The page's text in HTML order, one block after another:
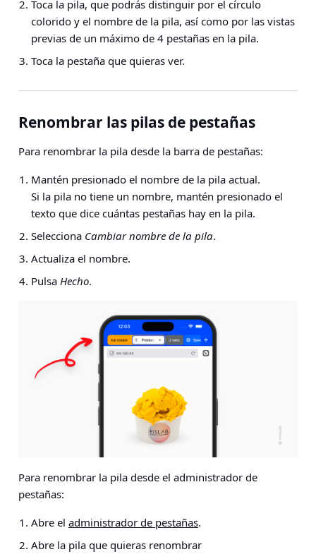
Toca la pila, que podrás distinguir por el círculo
colorido y el nombre de la pila, así como por las vistas
previas de un máximo de 4 pestañas en la pila.
Toca la pestaña que quieras ver.
Renombrar las pilas de pestañas
Para renombrar la pila desde la barra de pestañas:
Mantén presionado el nombre de la pila actual.
Si la pila no tiene un nombre, mantén presionado el
texto que dice cuántas pestañas hay en la pila.
Selecciona Cambiar nombre de la pila.
Actualiza el nombre.
Pulsa Hecho.
Para renombrar la pila desde el administrador de
pestañas:
Abre el administrador de pestañas.
Abre la pila que quieras renombrar